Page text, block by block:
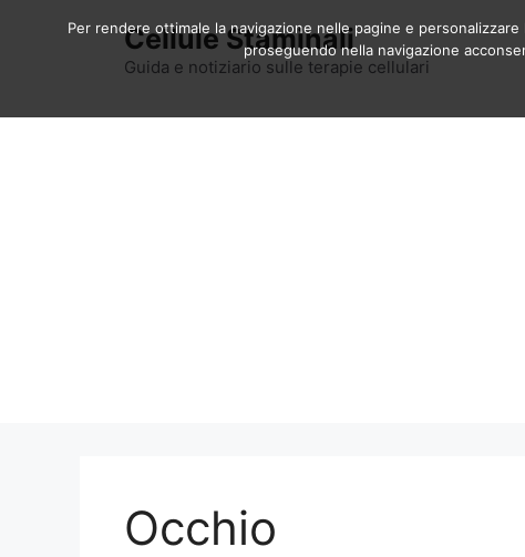
Cellule Staminali
Guida e notiziario sulle terapie cellulari
Occhio
Per rendere ottimale la navigazione nelle pagine e
proseguendo nella navigazione